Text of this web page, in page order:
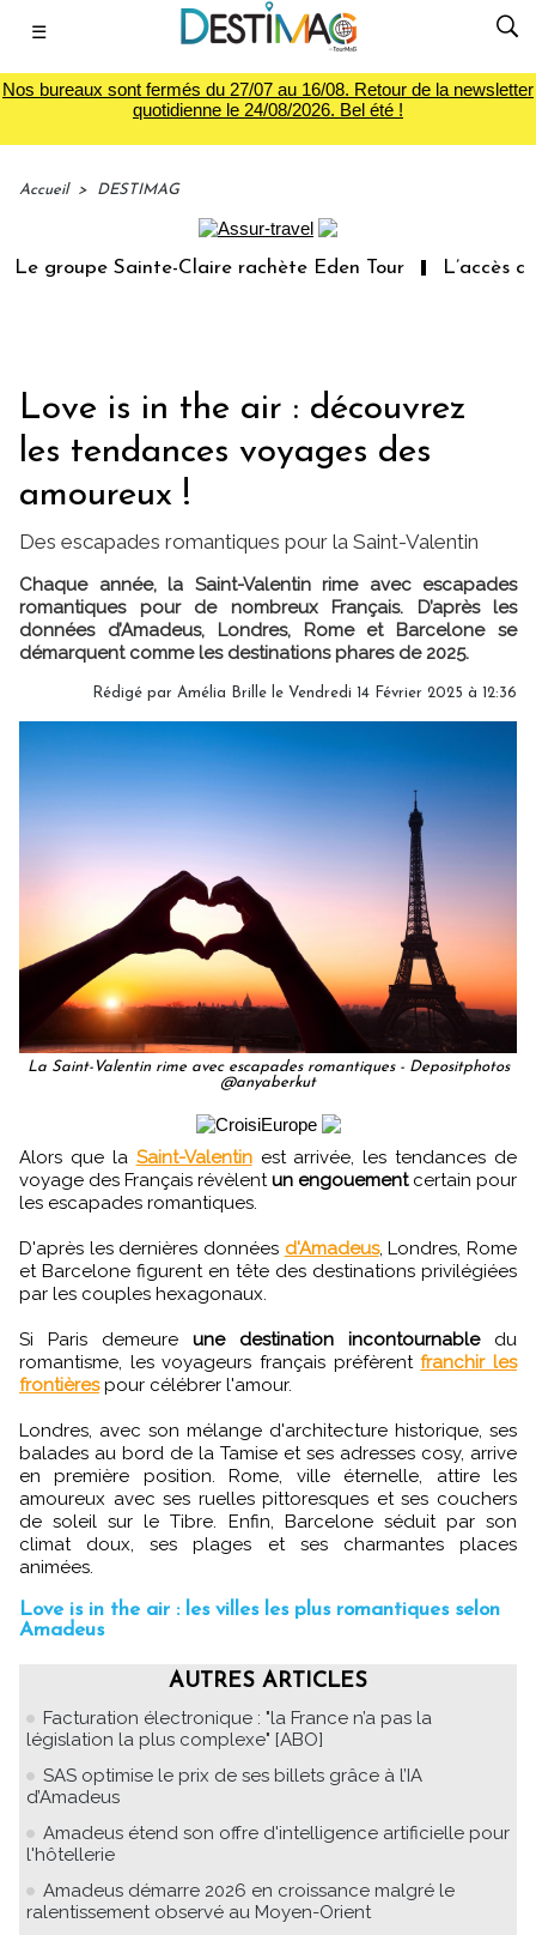
☰
Nos bureaux sont fermés du 27/07 au 16/08. Retour de la newsletter
quotidienne le 24/08/2026. Bel été !
Accueil > DESTIMAG
groupe Sainte-Claire rachète Eden Tour L’accès
Love is in the air : découvrez
les tendances voyages des
amoureux !
Des escapades romantiques pour la Saint-Valentin
Chaque année, la Saint-Valentin rime avec escapades
romantiques pour de nombreux Français. D’après les
données d’Amadeus, Londres, Rome et Barcelone se
démarquent comme les destinations phares de 2025.
Rédigé par Amélia Brille le Vendredi 14 Février 2025 à 12:36
La Saint-Valentin rime avec escapades romantiques - Depositphotos
@anyaberkut
Alors que la Saint-Valentinest arrivée, les tendances de
voyage des Français révèlent un engouementcertain pour
les escapades romantiques.
D'après les dernières données d'Amadeus, Londres, Rome
et Barcelone figurent en tête des destinations privilégiées
par les couples hexagonaux.
Si Paris demeure une destination incontournabledu
romantisme, les voyageurs français préfèrentfranchir les
frontièrespour célébrer l'amour.
Londres, avec son mélange d'architecture historique, ses
balades au bord de la Tamise et ses adresses cosy, arrive
en première position. Rome, ville éternelle, attire les
amoureux avec ses ruelles pittoresques et ses couchers
de soleil sur le Tibre. Enfin, Barcelone séduit par son
climat doux, ses plages et ses charmantes places
animées.
Love is in the air : les villes les plus romantiques selon
Amadeus
AUTRES ARTICLES
Facturation électronique : "la France n’a pas la
législation la plus complexe" [ABO]
SAS optimise le prix de ses billets grâce à l’IA
d’Amadeus
Amadeus étend son offre d'intelligence artificielle pour
l'hôtellerie
Amadeus démarre 2026 en croissance malgré le
ralentissement observé au Moyen-Orient